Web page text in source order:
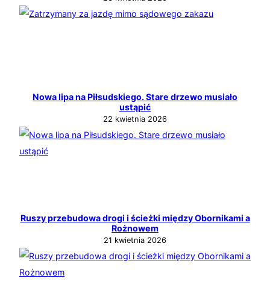
Nowa lipa na Piłsudskiego. Stare drzewo musiało
ustąpić
22 kwietnia 2026
Ruszy przebudowa drogi i ścieżki między Obornikami a
Rożnowem
21 kwietnia 2026